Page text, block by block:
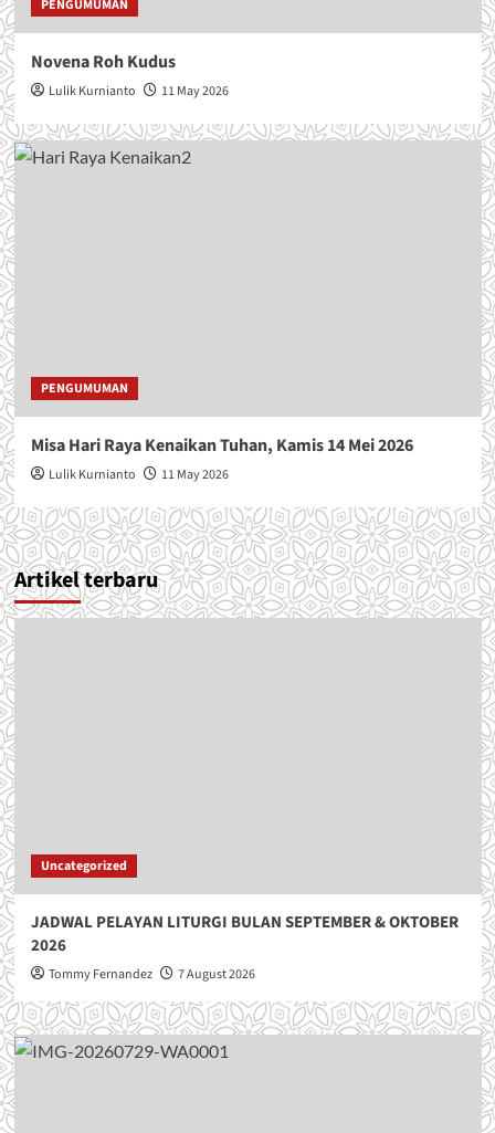
T
A
N
k
e
5
8
PENGUMUMAN
Novena Roh Kudus
Lulik Kurnianto 11 May 2026
PENGUMUMAN
Misa Hari Raya Kenaikan Tuhan, Kamis 14 Mei 2026
Lulik Kurnianto 11 May 2026
Artikel terbaru
Uncategorized
JADWAL PELAYAN LITURGI BULAN SEPTEMBER & OKTOBER
2026
Tommy Fernandez 7 August 2026